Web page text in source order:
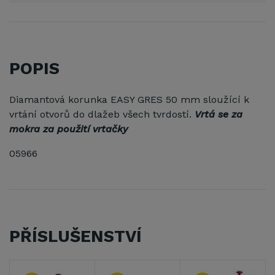
POPIS
Diamantová korunka EASY GRES 50 mm sloužící k
vrtání otvorů do dlažeb všech tvrdostí. Vrtá se za
mokra za použití vrtačky
05966
PŘÍSLUŠENSTVÍ